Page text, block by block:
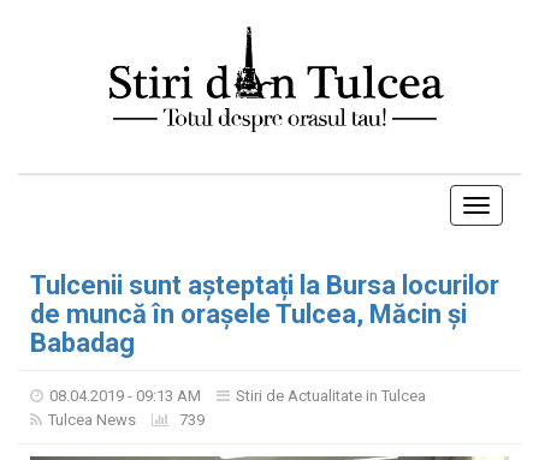
Toggle
Tulcenii sunt așteptați la Bursa locurilor
de muncă în orașele Tulcea, Măcin și
Babadag
08.04.2019 - 09:13 AM
Stiri de Actualitate in Tulcea
Tulcea News
739